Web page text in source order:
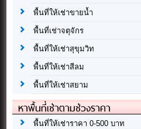
พื้นที่ให้เช่าขายน้ำ
พื้นที่เช่าจตุจักร
พื้นที่ให้เช่าสุขุมวิท
พื้นที่ให้เช่าสีลม
พื้นที่ให้เช่าสยาม
หาพื้นที่เช่าตามช่วงราคา
พื้นที่ให้เช่าราคา 0-500 บาท